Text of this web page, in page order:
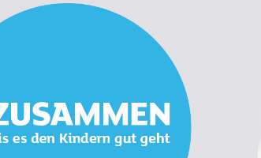
Verkauf, Handel, Kundenberatung,